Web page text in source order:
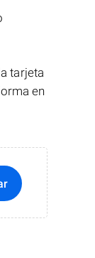
tarjeta
en